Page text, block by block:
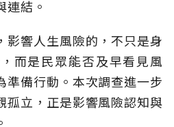
連結。
影響人生風險的，不只是身
而是民眾能否及早看見風
準備行動。本次調查進一步
孤立，正是影響風險認知與